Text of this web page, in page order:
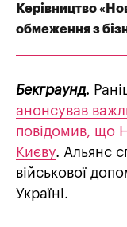
Керівництво
обмеження з
Бекграунд.
анонсував
повідомив, що
Києву. Альянс
військової
Україні.